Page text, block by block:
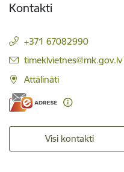
Kontakti
+371 67082990
E-pasts:
timeklvietnes@mk.gov.lv
Attālināti
Visi kontakti